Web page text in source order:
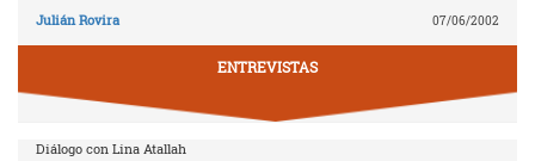
Julián Rovira 07/06/2002
ENTREVISTAS
Diálogo con Lina Atallah